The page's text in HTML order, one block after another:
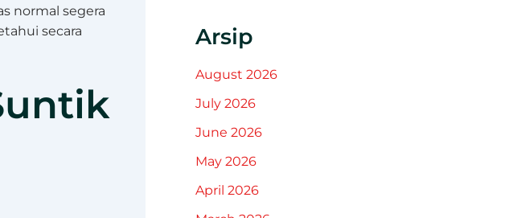
normal segera
secara
Arsip
August 2026
July 2026
June 2026
May 2026
April 2026